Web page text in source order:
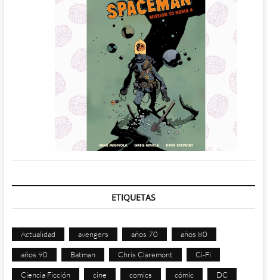
ETIQUETAS
Actualidad avengers años 70 años 80
años 90 Batman Chris Claremont Ci-Fi
Ciencia Ficción cine comics cómic DC